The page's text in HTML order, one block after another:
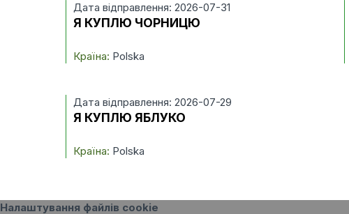
Дата відправлення: 2026-07-31
Я КУПЛЮ ЧОРНИЦЮ
Країна: Polska
Дата відправлення: 2026-07-29
Я КУПЛЮ ЯБЛУКО
Країна: Polska
Налаштування файлів cookie